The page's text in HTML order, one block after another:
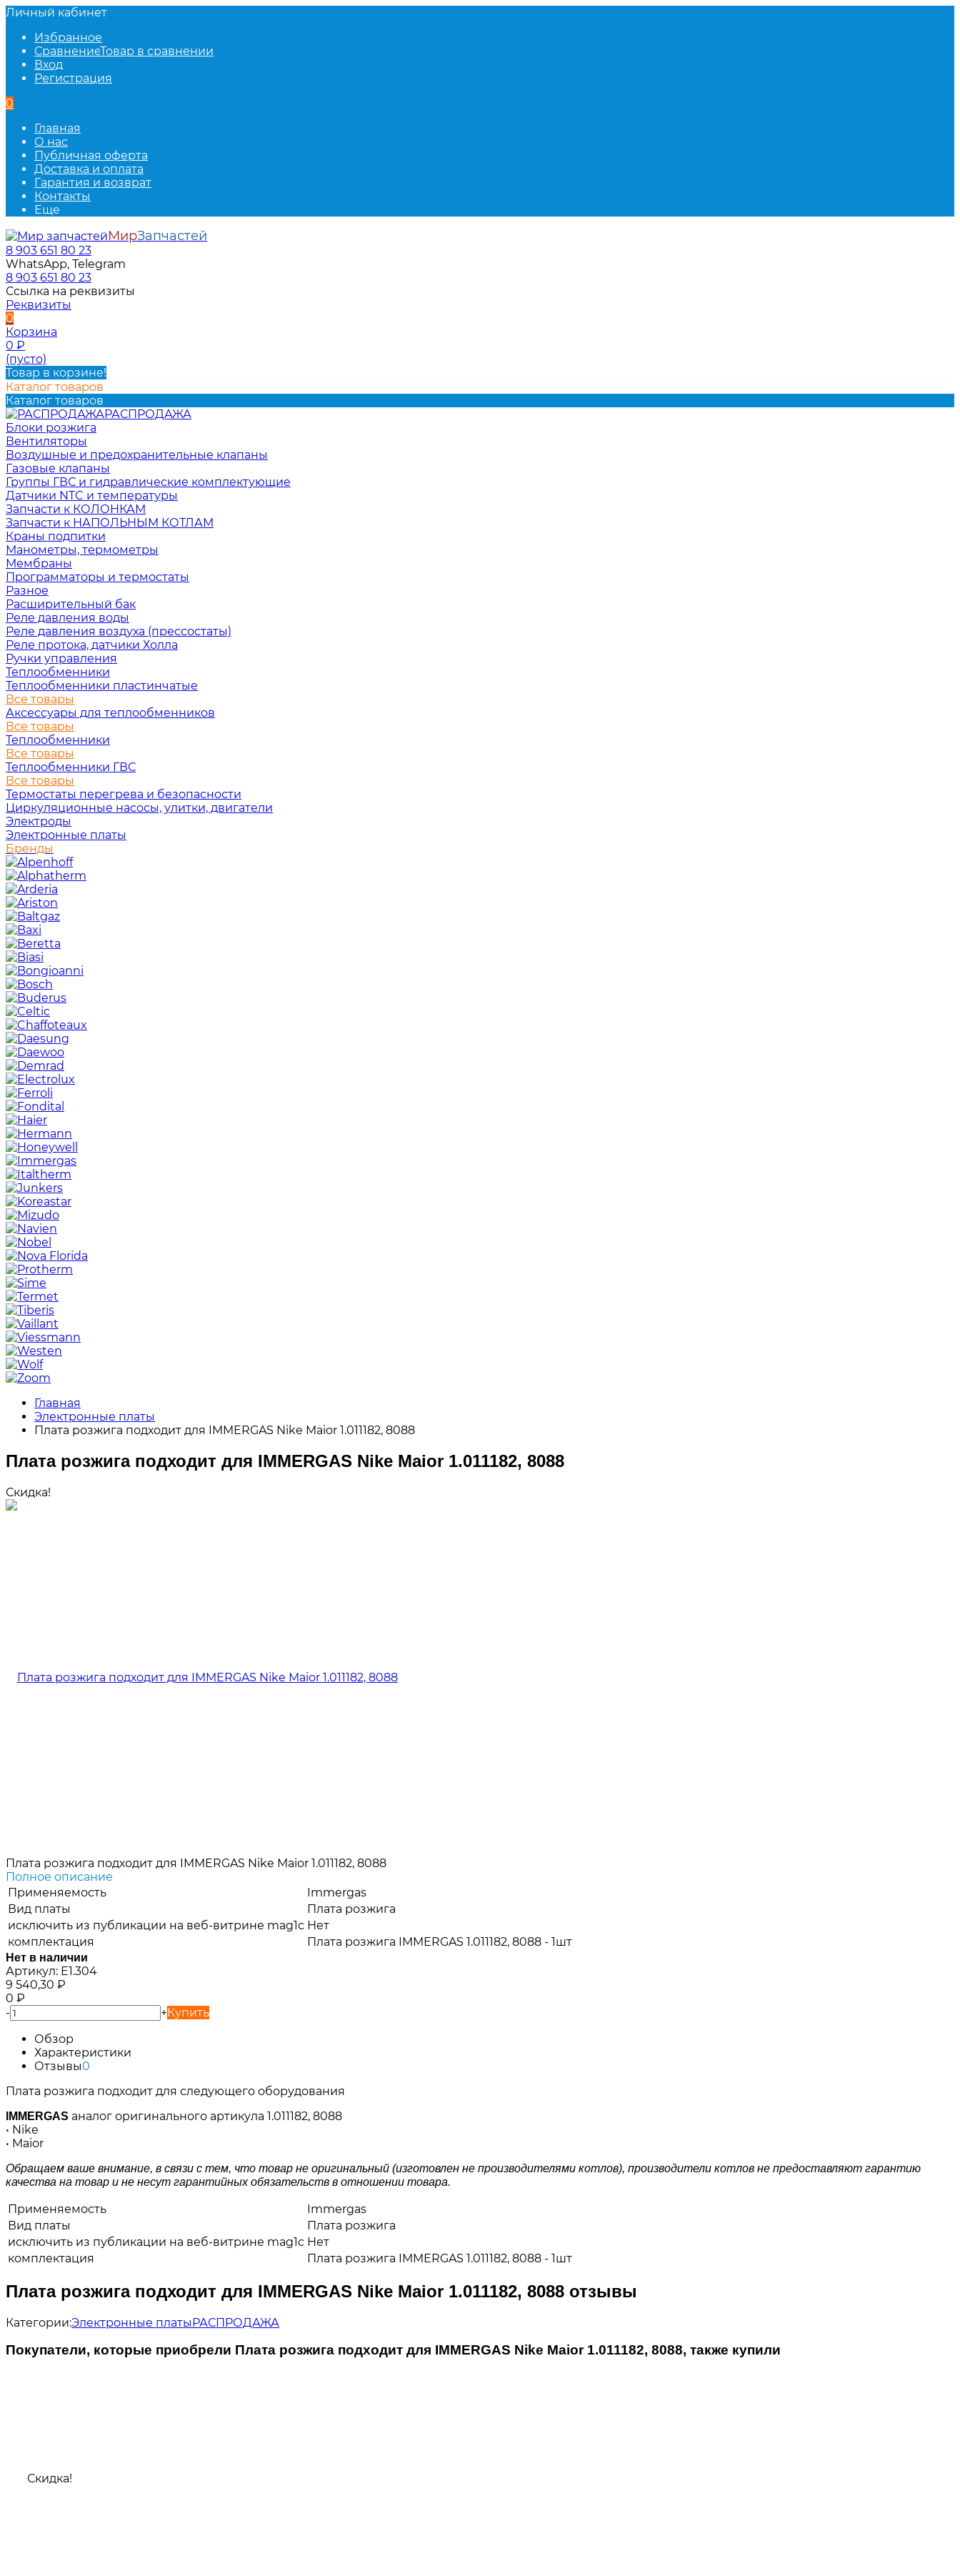
Личный кабинет
Избранное
СравнениеТовар в сравнении
Вход
Регистрация
0
Главная
О нас
Публичная оферта
Доставка и оплата
Гарантия и возврат
Контакты
Еще
МирЗапчастей
8 903 651 80 23
WhatsApp, Telegram
8 903 651 80 23
Ссылка на реквизиты
Реквизиты
0
Корзина
0 ₽
(пусто)
Товар в корзине!
Каталог товаров
Каталог товаров
РАСПРОДАЖА
Блоки розжига
Вентиляторы
Воздушные и предохранительные клапаны
Газовые клапаны
Группы ГВС и гидравлические комплектующие
Датчики NTC и температуры
Запчасти к КОЛОНКАМ
Запчасти к НАПОЛЬНЫМ КОТЛАМ
Краны подпитки
Манометры, термометры
Мембраны
Программаторы и термостаты
Разное
Расширительный бак
Реле давления воды
Реле давления воздуха (прессостаты)
Реле протока, датчики Холла
Ручки управления
Теплообменники
Теплообменники пластинчатые
Все товары
Аксессуары для теплообменников
Все товары
Теплообменники
Все товары
Теплообменники ГВС
Все товары
Термостаты перегрева и безопасности
Циркуляционные насосы, улитки, двигатели
Электроды
Электронные платы
Бренды
Главная
Электронные платы
Плата розжига подходит для IMMERGAS Nike Maior 1.011182, 8088
Плата розжига подходит для IMMERGAS Nike Maior 1.011182, 8088
Скидка!
Плата розжига подходит для IMMERGAS Nike Maior 1.011182, 8088
Полное описание
Применяемость
Immergas
Вид платы
Плата розжига
исключить из публикации на веб-витрине mag1c Нет
комплектация
Плата розжига IMMERGAS 1.011182, 8088 - 1шт
Нет в наличии
Артикул: E1.304
9 540,30 ₽
0 ₽
-
+Купить
Обзор
Характеристики
Отзывы0
Плата розжига подходит для следующего оборудования
IMMERGAS аналог оригинального артикула 1.011182, 8088
• Nike
• Maior
Обращаем ваше внимание, в связи с тем, что товар не оригинальный (изготовлен не производителями котлов), производители котлов не предоставляют гарантию
качества на товар и не несут гарантийных обязательств в отношении товара.
Применяемость
Immergas
Вид платы
Плата розжига
исключить из публикации на веб-витрине mag1c Нет
комплектация
Плата розжига IMMERGAS 1.011182, 8088 - 1шт
Плата розжига подходит для IMMERGAS Nike Maior 1.011182, 8088 отзывы
Категории:Электронные платыРАСПРОДАЖА
Покупатели, которые приобрели Плата розжига подходит для IMMERGAS Nike Maior 1.011182, 8088, также купили
Скидка!